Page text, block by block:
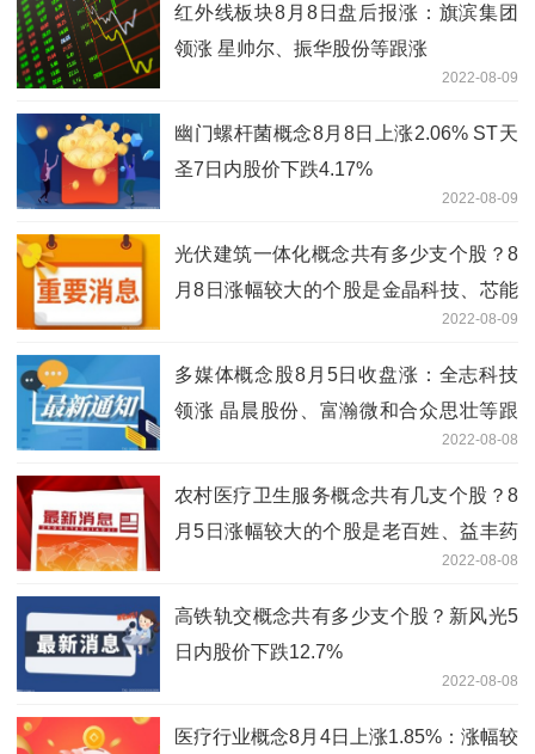
红外线板块8月8日盘后报涨：旗滨集团
领涨 星帅尔、振华股份等跟涨
2022-08-09
幽门螺杆菌概念8月8日上涨2.06% ST天
圣7日内股价下跌4.17%
2022-08-09
光伏建筑一体化概念共有多少支个股？8
月8日涨幅较大的个股是金晶科技、芯能
2022-08-09
多媒体概念股8月5日收盘涨：全志科技
领涨 晶晨股份、富瀚微和合众思壮等跟
2022-08-08
农村医疗卫生服务概念共有几支个股？8
月5日涨幅较大的个股是老百姓、益丰药
2022-08-08
高铁轨交概念共有多少支个股？新风光5
日内股价下跌12.7%
2022-08-08
医疗行业概念8月4日上涨1.85%：涨幅较